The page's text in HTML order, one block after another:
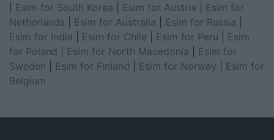
Esim for South Korea Esim for Austria
Esim for
Netherlands
Esim for Australia Esim for Russia
Esim for India
Esim for Chile Esim for Peru
Esim
for Poland
Esim for North Macedonia
Esim for
Sweden
Esim for Finland Esim for Norway
Esim for
Belgium